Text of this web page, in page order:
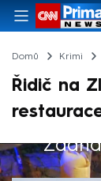
Domů Krimi
Řidič na
Výběr